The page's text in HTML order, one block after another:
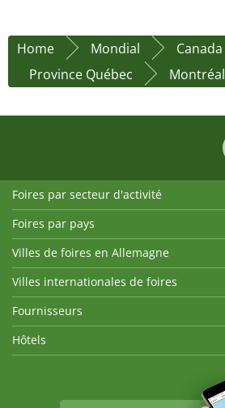
Home Mondial
Canada
Province Québec
Montréal
Foires par secteur d'activité
Foires par pays
Villes de foires en Allemagne
Villes internationales de foires
Fournisseurs
Hôtels